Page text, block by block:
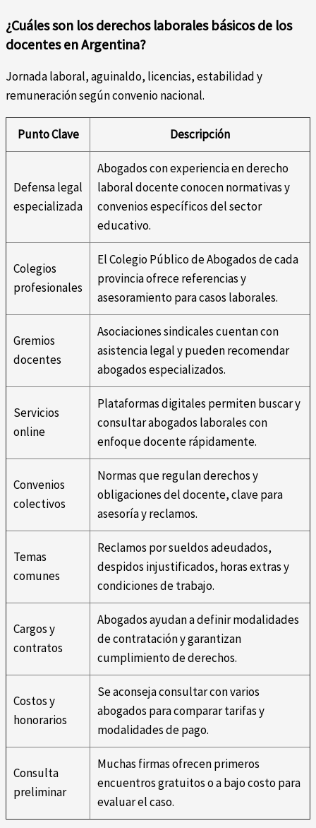
¿Cuáles son los derechos laborales básicos de los
docentes en Argentina?
Jornada laboral, aguinaldo, licencias, estabilidad y
remuneración según convenio nacional.
Punto Clave Descripción
Defensa legal
especializada
Abogados con experiencia en derecho
laboral docente conocen normativas y
convenios específicos del sector
educativo.
Colegios
profesionales
El Colegio Público de Abogados de cada
provincia ofrece referencias y
asesoramiento para casos laborales.
Gremios
docentes
Asociaciones sindicales cuentan con
asistencia legal y pueden recomendar
abogados especializados.
Servicios
online
Plataformas digitales permiten buscar y
consultar abogados laborales con
enfoque docente rápidamente.
Convenios
colectivos
Normas que regulan derechos y
obligaciones del docente, clave para
asesoría y reclamos.
Temas
comunes
Reclamos por sueldos adeudados,
despidos injustificados, horas extras y
condiciones de trabajo.
Cargos y
contratos
Abogados ayudan a definir modalidades
de contratación y garantizan
cumplimiento de derechos.
Costos y
honorarios
Se aconseja consultar con varios
abogados para comparar tarifas y
modalidades de pago.
Consulta
preliminar
Muchas firmas ofrecen primeros
encuentros gratuitos o a bajo costo para
evaluar el caso.